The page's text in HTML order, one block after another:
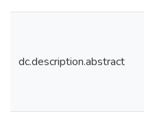
dc.description.abstract